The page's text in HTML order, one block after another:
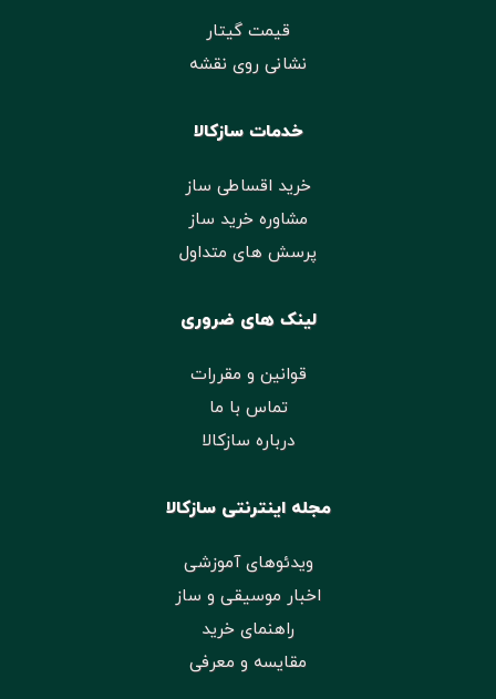
قیمت گیتار
نشانی روی نقشه
خدمات سازکالا
خرید اقساطی ساز
مشاوره خرید ساز
پرسش های متداول
لینک های ضروری
قوانین و مقررات
تماس با ما
درباره سازکالا
مجله اینترنتی سازکالا
ویدئوهای آموزشی
اخبار موسیقی و ساز
راهنمای خرید
مقایسه و معرفی